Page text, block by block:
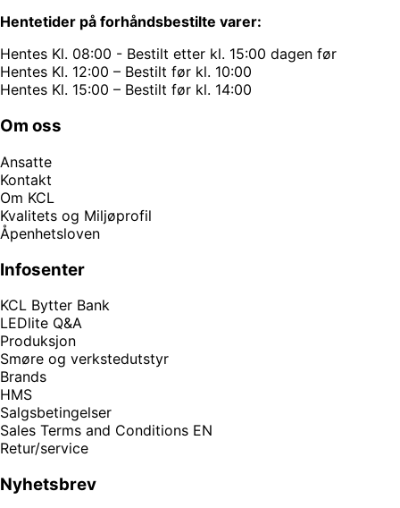
Hentetider på forhåndsbestilte varer:
Hentes Kl. 08:00 - Bestilt etter kl. 15:00 dagen før
Hentes Kl. 12:00 – Bestilt før kl. 10:00
Hentes Kl. 15:00 – Bestilt før kl. 14:00
Om oss
Ansatte
Kontakt
Om KCL
Kvalitets og Miljøprofil
Åpenhetsloven
Infosenter
KCL Bytter Bank
LEDlite Q&A
Produksjon
Smøre og verkstedutstyr
Brands
HMS
Salgsbetingelser
Sales Terms and Conditions EN
Retur/service
Nyhetsbrev